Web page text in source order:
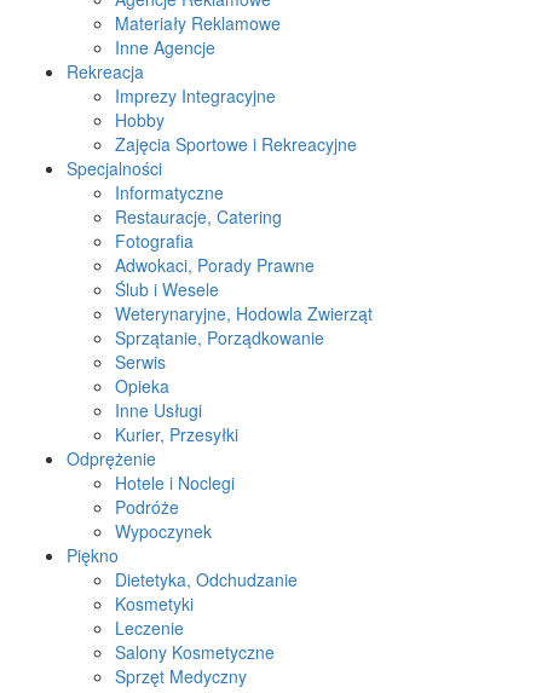
Materiały Reklamowe
Inne Agencje
Rekreacja
Imprezy Integracyjne
Hobby
Zajęcia Sportowe i Rekreacyjne
Specjalności
Informatyczne
Restauracje, Catering
Fotografia
Adwokaci, Porady Prawne
Ślub i Wesele
Weterynaryjne, Hodowla Zwierząt
Sprzątanie, Porządkowanie
Serwis
Opieka
Inne Usługi
Kurier, Przesyłki
Odprężenie
Hotele i Noclegi
Podróże
Wypoczynek
Piękno
Dietetyka, Odchudzanie
Kosmetyki
Leczenie
Salony Kosmetyczne
Sprzęt Medyczny